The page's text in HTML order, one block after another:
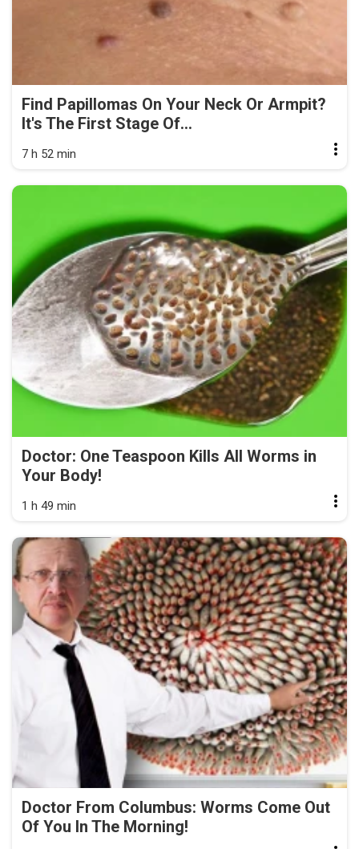
Find Papillomas On Your Neck Or Armpit?
It's The First Stage Of...
7 h 52 min
Doctor: One Teaspoon Kills All Worms in
Your Body!
1 h 49 min
Doctor From Columbus: Worms Come Out
Of You In The Morning!